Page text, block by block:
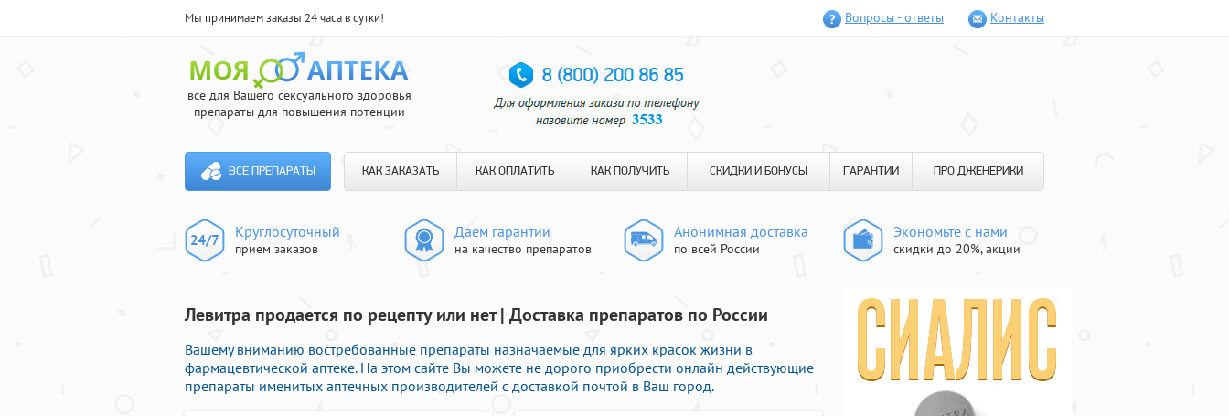
Мы принимаем заказы 24 часа в сутки! Вопросы - ответы Контакты
все для Вашего сексуального здоровья
препараты для повышения потенции
ВСЕ ПРЕПАРАТЫ КАК ЗАКАЗАТЬ КАК ОПЛАТИТЬ КАК ПОЛУЧИТЬ СКИДКИ И БОНУСЫ ГАРАНТИИ ПРО ДЖЕНЕРИКИ
Круглосуточный
прием заказов
Даем гарантии
на качество препаратов
Анонимная доставка
по всей России
Экономьте с нами
скидки до 20%, акции
Левитра продается по рецепту или нет | Доставка препаратов по России
Вашему вниманию востребованные препараты назначаемые для ярких красок жизни в
фармацевтической аптеке. На этом сайте Вы можете не дорого приобрести онлайн действующие
препараты именитых аптечных производителей с доставкой почтой в Ваш город.